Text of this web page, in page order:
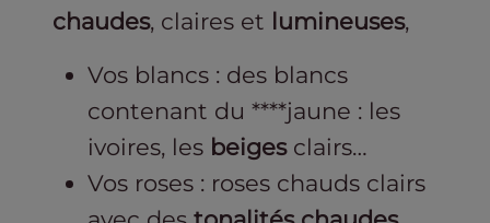
chaudes, claires et lumineuses,
Vos blancs : des blancs
contenant du ****jaune : les
ivoires, les beigesclairs…
Vos roses : roses chauds clairs